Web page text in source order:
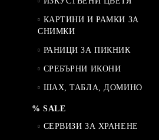
КАРТИНИ И РАМКИ ЗА
СНИМКИ
РАНИЦИ ЗА ПИКНИК
СРЕБЪРНИ ИКОНИ
ШАХ, ТАБЛА, ДОМИНО
% SALE
СЕРВИЗИ ЗА ХРАНЕНЕ